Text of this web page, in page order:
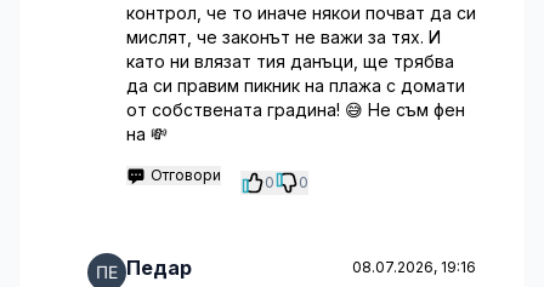
контрол, че то иначе някои почват да си
мислят, че законът не важи за тях. И
като ни влязат тия данъци, ще трябва
да си правим пикник на плажа с домати
от собствената градина! 😅 Не съм фен
на 💸
Отговори 0 0
Педар 08.07.2026, 19:16